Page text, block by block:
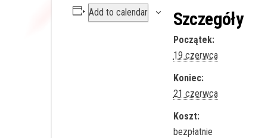
Add to calendar Szczegóły
Początek:
19 czerwca
Koniec:
21 czerwca
Koszt:
bezpłatnie